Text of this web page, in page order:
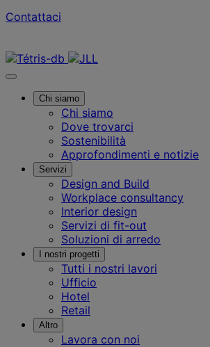
Contattaci
Chi siamo
Chi siamo
Dove trovarci
Sostenibilità
Approfondimenti e notizie
Servizi
Design and Build
Workplace consultancy
Interior design
Servizi di fit-out
Soluzioni di arredo
I nostri progetti
Tutti i nostri lavori
Ufficio
Hotel
Retail
Altro
Lavora con noi